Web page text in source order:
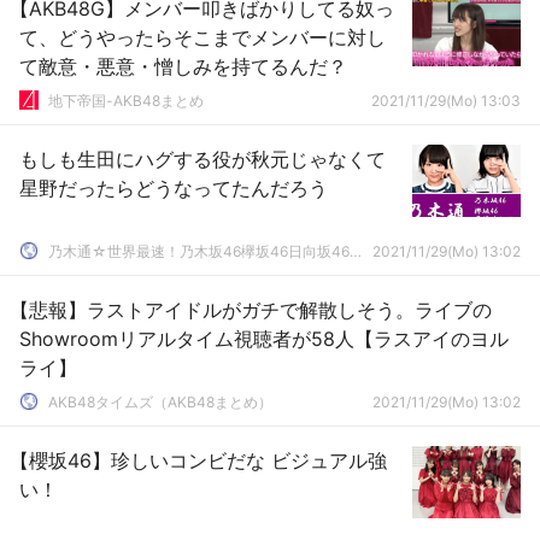
【AKB48G】メンバー叩きばかりしてる奴っ
て、どうやったらそこまでメンバーに対し
て敵意・悪意・憎しみを持てるんだ？
地下帝国-AKB48まとめ 2021/11/29(Mo) 13:03
もしも生田にハグする役が秋元じゃなくて
星野だったらどうなってたんだろう
乃木通☆世界最速！乃木坂46欅坂46日向坂46速報まとめ 2021/11/29(Mo) 13:02
【悲報】ラストアイドルがガチで解散しそう。ライブの
Showroomリアルタイム視聴者が58人【ラスアイのヨル
ライ】
AKB48タイムズ（AKB48まとめ） 2021/11/29(Mo) 13:02
【櫻坂46】珍しいコンビだな ビジュアル強
い！